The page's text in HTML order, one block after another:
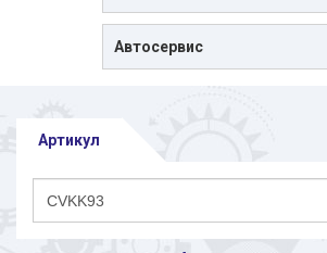
Автосервис
Артикул